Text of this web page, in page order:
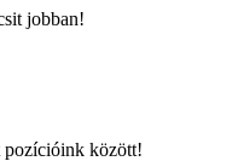
jobban!
pozícióink között!